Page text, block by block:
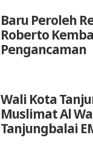
Baru Peroleh
Roberto
Pengancaman
Wali Kota
Muslimat Al
Tanjungbalai